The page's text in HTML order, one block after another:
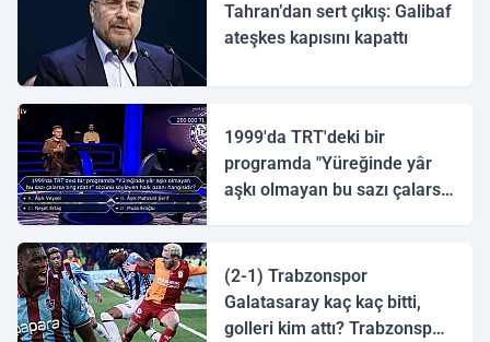
Tahran’dan sert çıkış: Galibaf
ateşkes kapısını kapattı
1999'da TRT'deki bir
programda "Yüreğinde yâr
aşkı olmayan bu sazı çalarsa
(2-1) Trabzonspor
Galatasaray kaç kaç bitti,
golleri kim attı? Trabzonspor